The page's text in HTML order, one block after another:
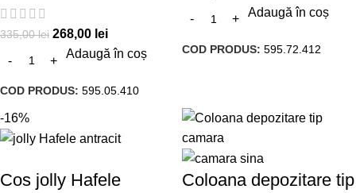
335,00lei 268,00 lei
Adaugă în coș
COD PRODUS: 595.05.410
Adaugă în coș
COD PRODUS: 595.72.412
-16%
Cos jolly Hafele
Coloana depozitare tip